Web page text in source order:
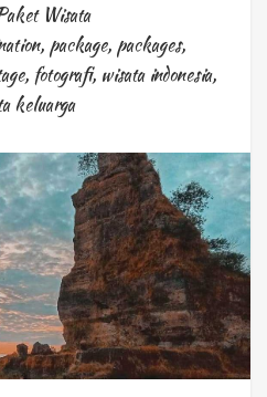
Wisata
, package, packages,
, fotografi, wisata indonesia,
keluarga